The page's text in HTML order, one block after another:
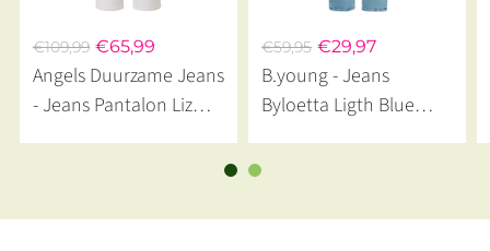
€109,99 €65,99
Angels Duurzame Jeans
- Jeans Pantalon Liz
€59,95 €29,97
B.young - Jeans
Byloetta Ligth Blue